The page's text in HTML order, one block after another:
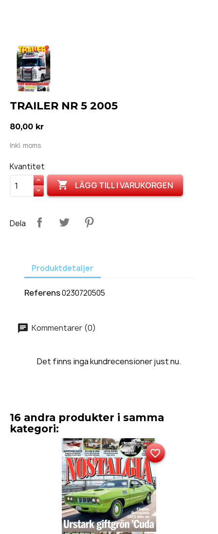
TRAILER NR 5 2005
80,00 kr
Inkl. moms
Kvantitet
 LÄGG TILL I VARUKORGEN
Dela
Produktdetaljer
Referens0230720505
Kommentarer (0)
Det finns inga kundrecensioner just nu.
16 andra produkter i samma
kategori:
favorite_border